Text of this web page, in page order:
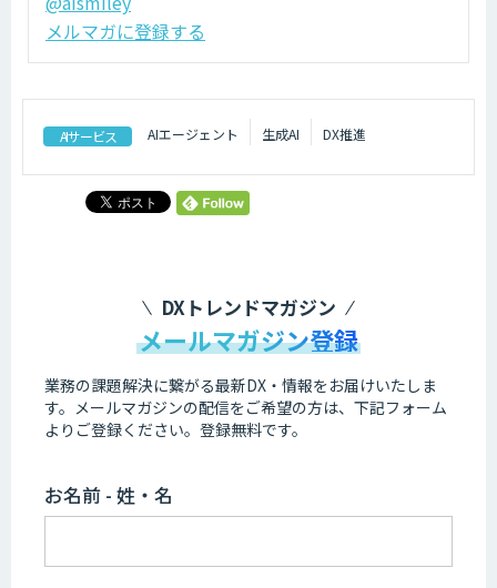
メルマガに登録する
AIサービス AIエージェント 生成AI DX推進
DXトレンドマガジン
メールマガジン登録
業務の課題解決に繋がる最新DX・情報をお届けいたしま
す。 メールマガジンの配信をご希望の方は、下記フォーム
よりご登録ください。登録無料です。
お名前 - 姓・名